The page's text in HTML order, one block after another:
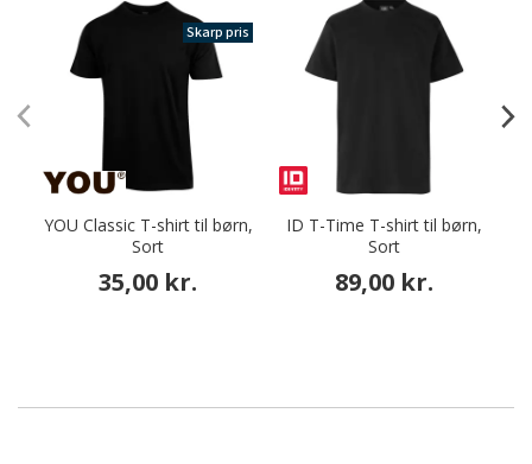
valgte
Skarp pris
YOU Classic T-shirt til børn,
Sort
35,00 kr.
ID T-Time T-shirt til børn,
Sort
89,00 kr.